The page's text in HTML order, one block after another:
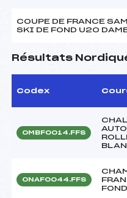
COUPE DE FRANCE
SKI DE FOND U20
Résultats
Codex
OMBF0014.FFS
ONAF0044.FFS